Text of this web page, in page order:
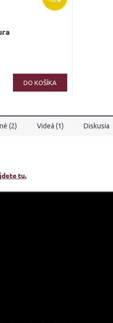
DO KOŠÍKA
(2) Videá (1) Diskusia
tu.